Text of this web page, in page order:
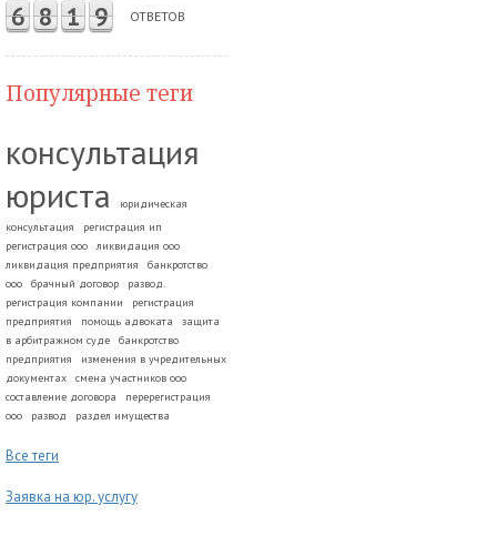
6 8 1 9 ОТВЕТОВ
Популярные теги
консультация
юриста
юридическая
консультация
регистрация ип
регистрация ооо
ликвидация ооо
ликвидация предприятия
банкротство
ооо
брачный договор
развод.
регистрация компании
регистрация
предприятия
помощь адвоката
защита
в арбитражном суде
банкротство
предприятия
изменения в учредительных
документах
смена участников ооо
составление договора
перерегистрация
ооо
развод раздел имущества
Все теги
Заявка на юр. услугу